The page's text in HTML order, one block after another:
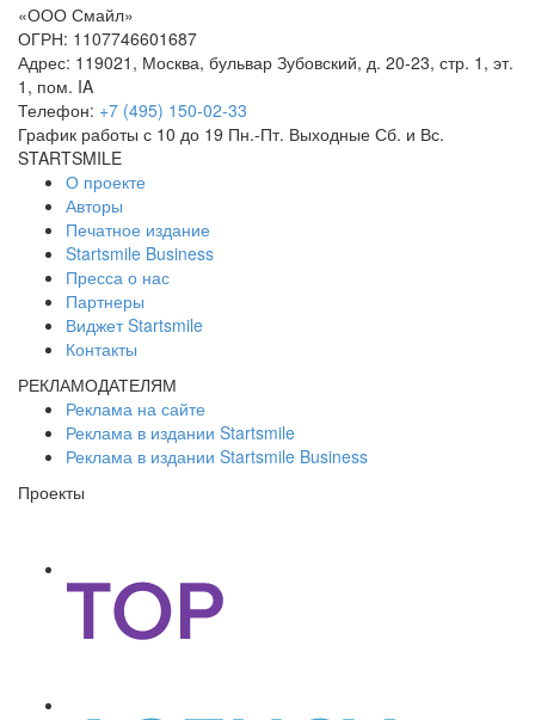
«ООО Смайл»
ОГРН: 1107746601687
Адрес: 119021 , Москва, бульвар Зубовский, д. 20-23, стр. 1, эт.
1, пом. IA
Телефон: +7 (495) 150-02-33
График работы с 10 до 19 Пн.-Пт. Выходные Сб. и Вс.
STARTSMILE
О проекте
Авторы
Печатное издание
Startsmile Business
Пресса о нас
Партнеры
Виджет Startsmile
Контакты
РЕКЛАМОДАТЕЛЯМ
Реклама на сайте
Реклама в издании Startsmile
Реклама в издании Startsmile Business
Проекты